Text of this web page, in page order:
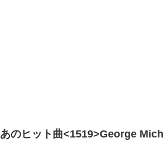
あのヒット曲<1519>George